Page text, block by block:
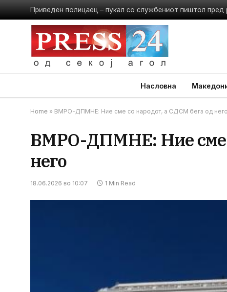
Приведен полицаец – пукал со службениот пиштол пред
Насловна
Home » ВМРО-ДПМНЕ: Ние сме со народот, а СДСМ бега од него
ВМРО-ДПМНЕ: Ние сме
него
18.06.2026 во 10:07 1 Min Read